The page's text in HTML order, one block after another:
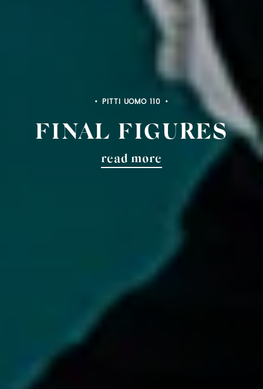
PITTI UOMO 110
FINAL FIGURES
read more